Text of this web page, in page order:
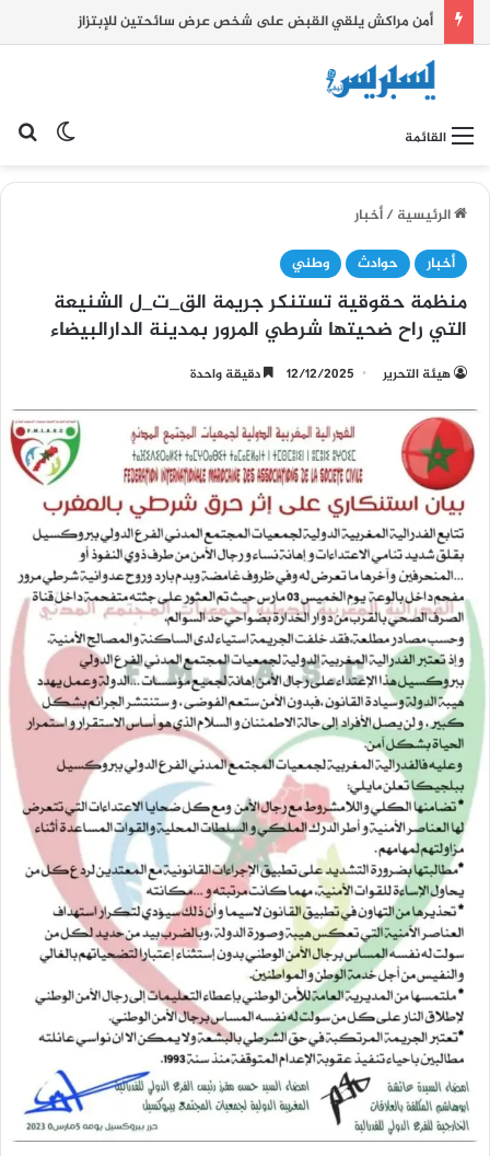
أمن مراكش يلقي القبض على شخص عرض سائحتين للإبتزاز
القائمة
الرئيسية/أخبار
أخبار
حوادث وطني
منظمة حقوقية تستنكر جريمة الق_ت_ل الشنيعة
التي راح ضحيتها شرطي المرور بمدينة الدارالبيضاء
هيئة التحرير 12/12/2025 دقيقة واحدة